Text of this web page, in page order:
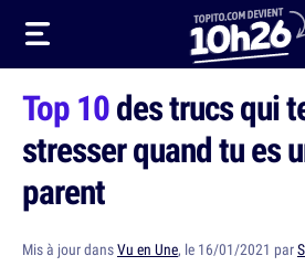
Top 10des trucs qui
stresser quand tu es
parent
Mis à jour dansVu en Une, le 16/01/2021 par